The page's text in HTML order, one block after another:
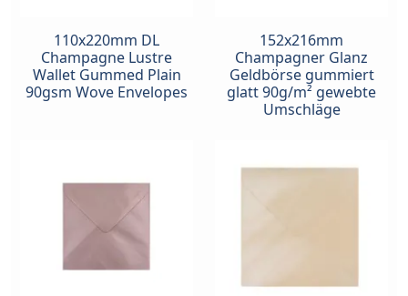
110x220mm DL
Champagne Lustre
Wallet Gummed Plain
90gsm Wove Envelopes
152x216mm
Champagner Glanz
Geldbörse gummiert
glatt 90g/m² gewebte
Umschläge